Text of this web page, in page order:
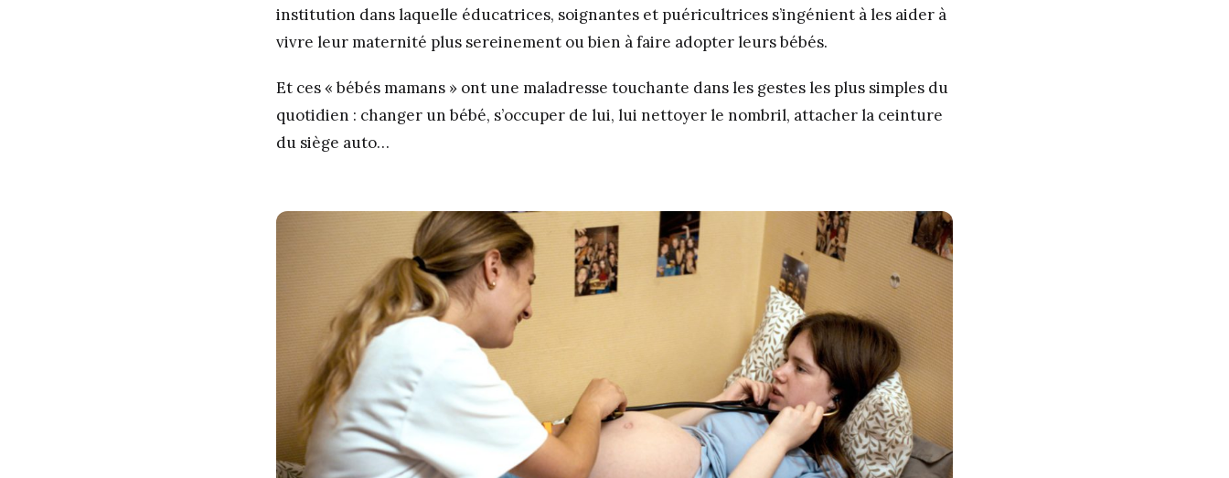
institution dans laquelle éducatrices, soignantes et puéricultrices s’ingénient à les aider à
vivre leur maternité plus sereinement ou bien à faire adopter leurs bébés.
Et ces « bébés mamans » ont une maladresse touchante dans les gestes les plus simples du
quotidien : changer un bébé, s’occuper de lui, lui nettoyer le nombril, attacher la ceinture
du siège auto…